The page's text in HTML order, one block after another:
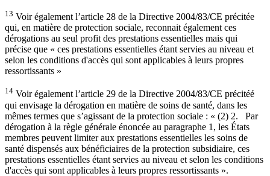
13 Voir également l’article 28 de la Directive 2004/83/CE précitée
qui, en matière de protection sociale, reconnait également ces
dérogations au seul profit des prestations essentielles mais qui
précise que « ces prestations essentielles étant servies au niveau et
selon les conditions d'accès qui sont applicables à leurs propres
ressortissants »
14 Voir également l’article 29 de la Directive 2004/83/CE précitéé
qui envisage la dérogation en matière de soins de santé, dans les
mêmes termes que s’agissant de la protection sociale : « (2) 2. Par
dérogation à la règle générale énoncée au paragraphe 1, les États
membres peuvent limiter aux prestations essentielles les soins de
santé dispensés aux bénéficiaires de la protection subsidiaire, ces
prestations essentielles étant servies au niveau et selon les conditions
d'accès qui sont applicables à leurs propres ressortissants ».